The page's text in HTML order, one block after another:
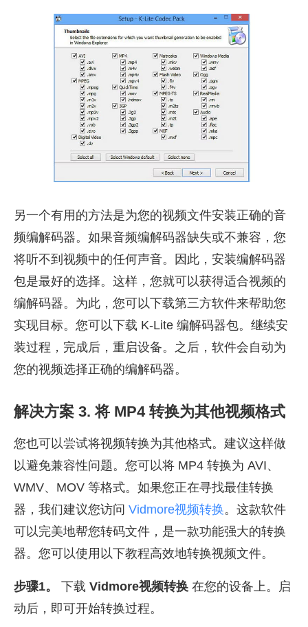
另一个有用的方法是为您的视频文件安装正确的音
频编解码器。如果音频编解码器缺失或不兼容，您
将听不到视频中的任何声音。因此，安装编解码器
包是最好的选择。这样，您就可以获得适合视频的
编解码器。为此，您可以下载第三方软件来帮助您
实现目标。您可以下载 K-Lite 编解码器包。继续安
装过程，完成后，重启设备。之后，软件会自动为
您的视频选择正确的编解码器。
解决方案 3. 将 MP4 转换为其他视频格式
您也可以尝试将视频转换为其他格式。建议这样做
以避免兼容性问题。您可以将 MP4 转换为 AVI、
WMV、MOV 等格式。如果您正在寻找最佳转换
器，我们建议您访问 Vidmore视频转换。这款软件
可以完美地帮您转码文件，是一款功能强大的转换
器。您可以使用以下教程高效地转换视频文件。
步骤1。 下载 Vidmore视频转换 在您的设备上。启
动后，即可开始转换过程。